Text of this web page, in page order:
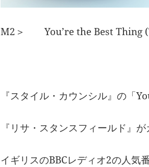
M2＞ You’re the Best Thing
『スタイル・カウンシル』の「
『リサ・スタンスフィールド』が
イギリスのBBCレディオ2の人気